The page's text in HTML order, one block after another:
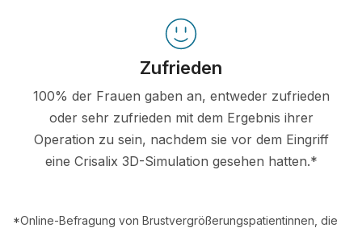
Zufrieden
100% der Frauen gaben an, entweder zufrieden
oder sehr zufrieden mit dem Ergebnis ihrer
Operation zu sein, nachdem sie vor dem Eingriff
eine Crisalix 3D-Simulation gesehen hatten.*
*Online-Befragung von Brustvergrößerungspatientinnen, die